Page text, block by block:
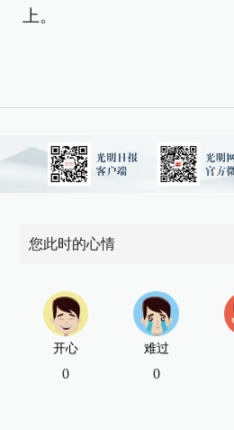
上。
您此时的心情
开心
0
难过
0